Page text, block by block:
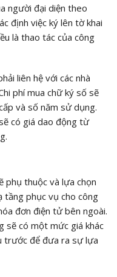
người đại diện theo
định việc ký lên tờ khai
là thao tác của công
liên hệ với các nhà
phí mua chữ ký số sẽ
và số năm sử dụng.
có giá dao động từ
phụ thuộc và lựa chọn
phục vụ cho công
đơn điện tử bên ngoài.
sẽ có một mức giá khác
trước để đưa ra sự lựa